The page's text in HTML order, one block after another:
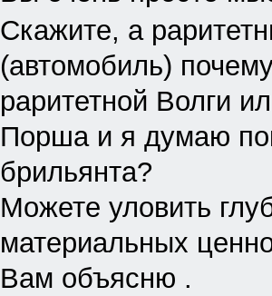
Скажите, а
(автомобиль)
раритетной Волги
Порша и я думаю
брильянта?
Можете уловить
материальных
Вам объясню .